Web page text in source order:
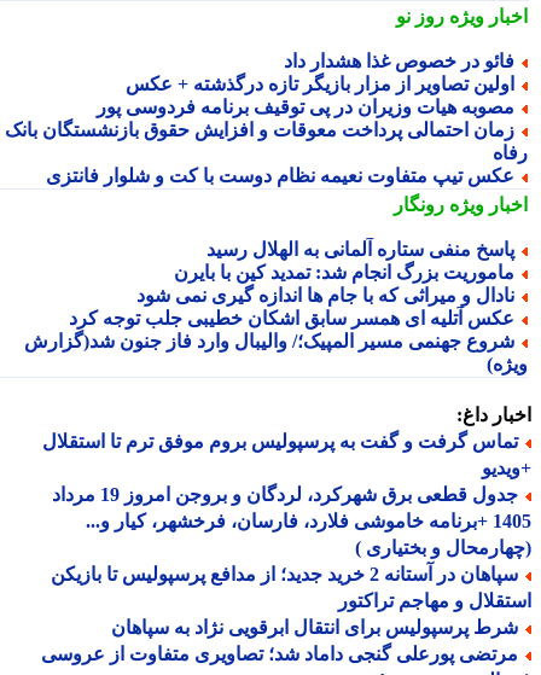
ویژهروز نو
در خصوص غذا هشدار داد
تصاویر از مزار بازیگر تازه درگذشته + عکس
هیات وزیران در پی توقیف برنامه فردوسی پور
احتمالی پرداخت معوقات و افزایش حقوق بازنشستگان بانک
تیپ متفاوت نعیمه نظام دوست با کت و شلوار فانتزی
ویژهرونگار
منفی ستاره آلمانی به الهلال رسید
بزرگ انجام شد: تمدید کین با بایرن
و میراثی که با جام ها اندازه گیری نمی شود
آتلیه ای همسر سابق اشکان خطیبی جلب توجه کرد
جهنمی مسیر المپیک؛/ والیبال وارد فاز جنون شد(گزارش
داغ:
گرفت و گفت به پرسپولیس بروم موفق ترم تا استقلال
جدول قطعی برق شهرکرد، لردگان و بروجن امروز 19 مرداد
1405 +برنامه خاموشی فلارد، فارسان، فرخشهر، کیار و...
و بختیاری )
سپاهان در آستانه 2 خرید جدید؛ از مدافع پرسپولیس تا بازیکن
و مهاجم تراکتور
پرسپولیس برای انتقال ابرقویی نژاد به سپاهان
پورعلی گنجی داماد شد؛ تصاویری متفاوت از عروسی